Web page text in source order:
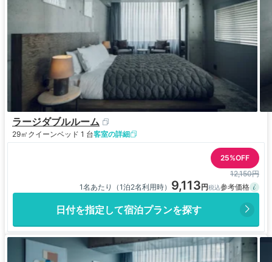
ラージダブルルーム
29㎡ クイーンベッド 1 台客室の詳細
25%OFF
12,150円
1名あたり（1泊2名利用時） 9,113
日付を指定して宿泊プランを探す